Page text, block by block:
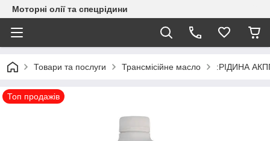
Моторні олії та спецрідини
Товари та послуги Трансмісійне масло :РІДИНА
Топ продажів